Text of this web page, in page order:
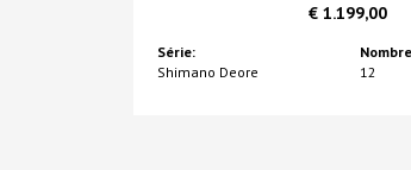
€ 1.199,00
Série:
Shimano Deore
12